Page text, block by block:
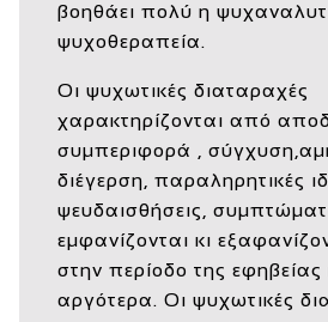
βοηθάει πολύ η
ψυχοθεραπεία.
Οι ψυχωτικές διαταραχές
χαρακτηρίζονται από
συμπεριφορά ,
διέγερση, παραληρητικές
ψευδαισθήσεις,
εμφανίζονται κι
στην περίοδο της εφηβείας
αργότερα. Οι ψυχωτικές